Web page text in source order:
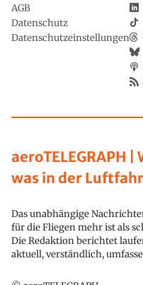
aeroTELEGRAPH
was in der
Das unabhängige
für die Fliegen mehr ist als
Die Redaktion berichtet
aktuell, verständlich,
AGB
Datenschutz
Datenschutzeinstellungen